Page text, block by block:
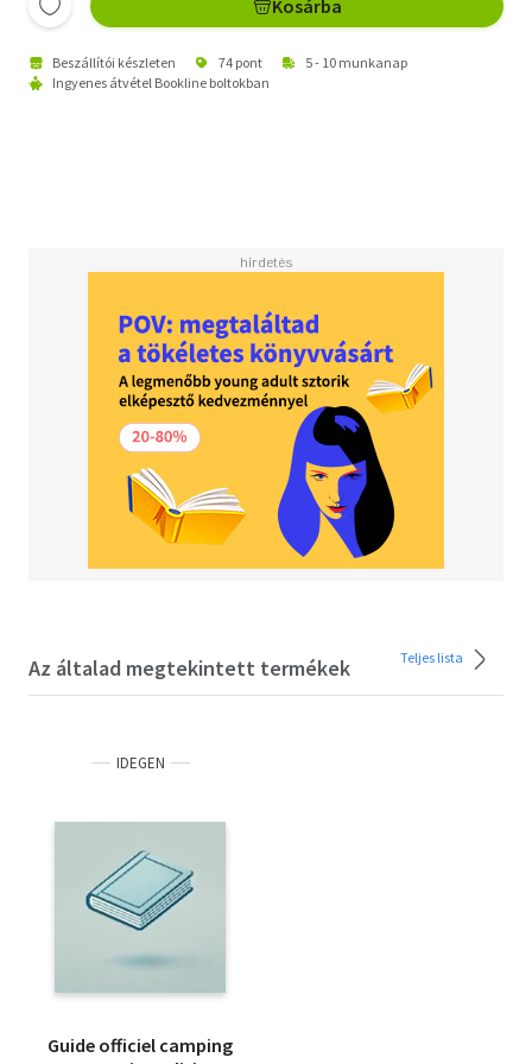
Kosárba
Beszállítói készleten 74 pont
5 - 10 munkanap
Ingyenes átvétel Bookline boltokban
Az általad megtekintett termékek Teljes lista
IDEGEN
Guide officiel camping